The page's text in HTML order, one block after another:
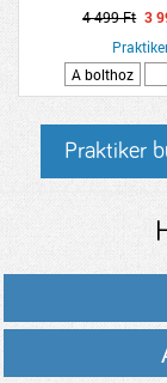
4 499 Ft 3
A bolthoz
Praktiker